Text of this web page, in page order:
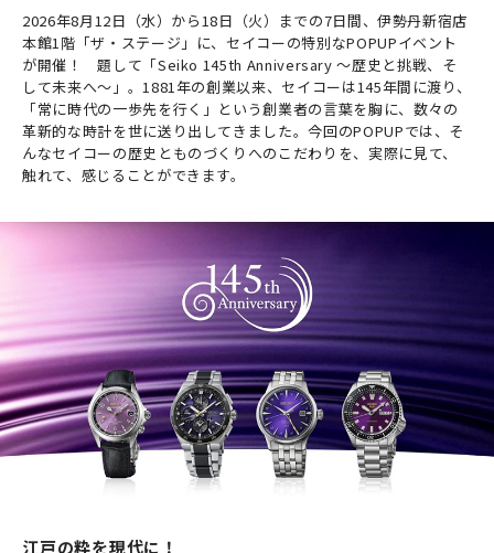
2026年8月12日（水）から18日（火）までの7日間、伊勢丹新宿店
本館1階「ザ・ステージ」に、セイコーの特別なPOPUPイベント
が開催！ 題して「Seiko 145th Anniversary ～歴史と挑戦、そ
して未来へ～」。1881年の創業以来、セイコーは145年間に渡り、
「常に時代の一歩先を行く」という創業者の言葉を胸に、数々の
革新的な時計を世に送り出してきました。今回のPOPUPでは、そ
んなセイコーの歴史とものづくりへのこだわりを、実際に見て、
触れて、感じることができます。
江戸の粋を現代に！